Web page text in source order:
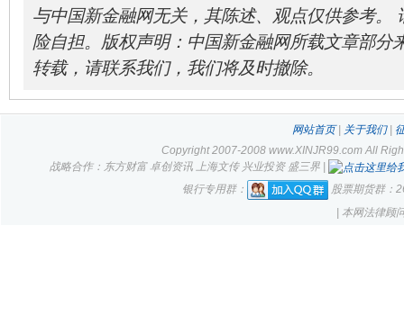
与中国新金融网无关，其陈述、观点仅供参考。
险自担。版权声明：中国新金融网所载文章部分
转载，请联系我们，我们将及时撤除。
网站首页| 关于我们|
Copyright 2007-2008 www.XINJR99.com All
战略合作：东方财富 卓创资讯 上海文传 兴业投资 盛三界 |
银行专用群：
股票期货群：
| 本网法律顾